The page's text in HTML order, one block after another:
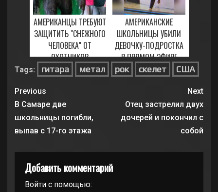
АМЕРИКАНЦЫ ТРЕБУЮТ
ЗАЩИТИТЬ "СНЕЖНОГО
ЧЕЛОВЕКА" ОТ
ОХОТНИКОВ
2 ФЕВРАЛЯ, 2021
АМЕРИКАНСКИЕ
ШКОЛЬНИЦЫ УБИЛИ
ДЕВОЧКУ-ПОДРОСТКА
В ПРЯМОМ ЭФИРЕ
27 ЯНВАРЯ, 2021
Tags: гитара метал рок скелет США
Previous
В Самаре две
школьницы погибли,
выпав с 17-го этажа
Next
Отец застрелил двух
дочерей и покончил с
собой
Добавить комментарий
Войти с помощью: